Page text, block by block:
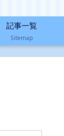
記事一覧
Sitemap